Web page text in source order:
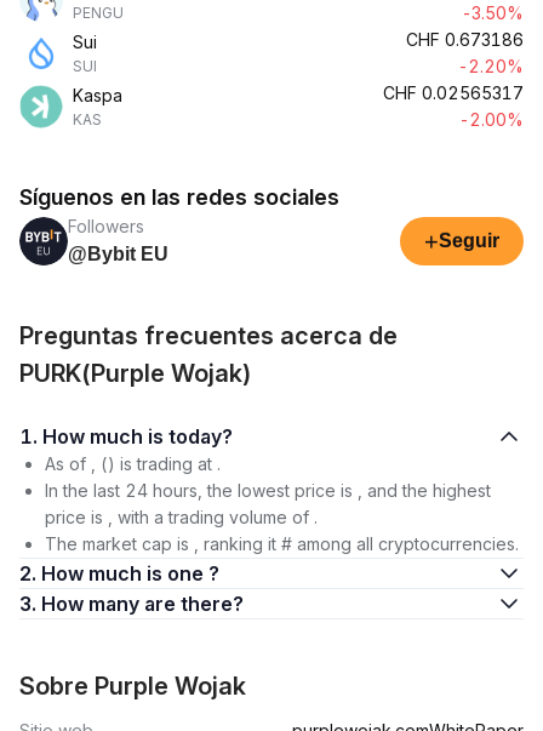
PENGU
-3.50%
Sui
SUI
CHF 0.673186
-2.20%
Kaspa
KAS
CHF 0.02565317
-2.00%
Síguenos en las redes sociales
Followers
@Bybit EU
+Seguir
Preguntas frecuentes acerca de
PURK(Purple Wojak)
1. How much is today?
As of , () is trading at .
In the last 24 hours, the lowest price is , and the highest
price is , with a trading volume of .
The market cap is , ranking it # among all cryptocurrencies.
2. How much is one ?
3. How many are there?
Sobre Purple Wojak